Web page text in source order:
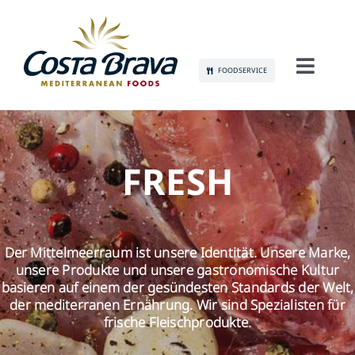
content
FOODSERVICE
LERNEN SIE UNS KENNEN
NACHHALTIGKEIT
PRODUKTE
KOMMUNIKATION
JOBS
KONTAKT
FRESH
Der Mittelmeerraum ist unsere Identität. Unsere Marke,
unsere Produkte und unsere gastronomische Kultur
basieren auf einem der gesündesten Standards der Welt,
der mediterranen Ernährung. Wir sind Spezialisten für
frische Fleischprodukte.